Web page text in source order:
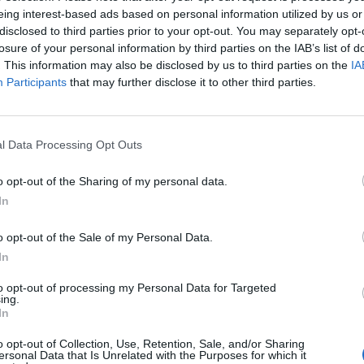
interest-based ads based on personal information utilized by us
to third parties prior to your opt-out. You may separately
of your personal information by third parties on the IAB’s list of
This information may also be disclosed by us to third parties on the
Participants that may further disclose it to other third parties.
Data Processing Opt Outs
opt-out of the Sharing of my personal data.
opt-out of the Sale of my Personal Data.
opt-out of processing my Personal Data for Targeted
opt-out of Collection, Use, Retention, Sale, and/or Sharing
Data that Is Unrelated with the Purposes for which it
elnök figyelmeztette Iránt, hogy az Egyesült
az országra a korábbi támadásokat követően -
találkozója előtt. Trump figyelmeztetésként közölte, hogy
mérni az országra. Irán még kedden lőtt ki ballisztikus
teherhajókra. A támadásra válaszul az Egyesült Államok...
portfolio.hu hírarchívumához tartozik, melynek olvasása
tartalmazza:
cikkarchívum
elmúlt 2 év napon belüli